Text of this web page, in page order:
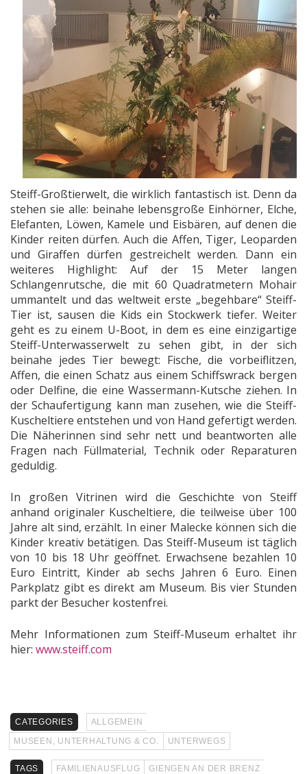
Steiff-Großtierwelt, die wirklich fantastisch ist. Denn da
stehen sie alle: beinahe lebensgroße Einhörner, Elche,
Elefanten, Löwen, Kamele und Eisbären, auf denen die
Kinder reiten dürfen. Auch die Affen, Tiger, Leoparden
und Giraffen dürfen gestreichelt werden. Dann ein
weiteres Highlight: Auf der 15 Meter langen
Schlangenrutsche, die mit 60 Quadratmetern Mohair
ummantelt und das weltweit erste „begehbare“ Steiff-
Tier ist, sausen die Kids ein Stockwerk tiefer. Weiter
geht es zu einem U-Boot, in dem es eine einzigartige
Steiff-Unterwasserwelt zu sehen gibt, in der sich
beinahe jedes Tier bewegt: Fische, die vorbeiflitzen,
Affen, die einen Schatz aus einem Schiffswrack bergen
oder Delfine, die eine Wassermann-Kutsche ziehen. In
der Schaufertigung kann man zusehen, wie die Steiff-
Kuscheltiere entstehen und von Hand gefertigt werden.
Die Näherinnen sind sehr nett und beantworten alle
Fragen nach Füllmaterial, Technik oder Reparaturen
geduldig.
In großen Vitrinen wird die Geschichte von Steiff
anhand originaler Kuscheltiere, die teilweise über 100
Jahre alt sind, erzählt. In einer Malecke können sich die
Kinder kreativ betätigen. Das Steiff-Museum ist täglich
von 10 bis 18 Uhr geöffnet. Erwachsene bezahlen 10
Euro Eintritt, Kinder ab sechs Jahren 6 Euro. Einen
Parkplatz gibt es direkt am Museum. Bis vier Stunden
parkt der Besucher kostenfrei.
Mehr Informationen zum Steiff-Museum erhaltet ihr
hier: www.steiff.com
CATEGORIES
ALLGEMEIN
MUSEEN, UNTERHALTUNG & CO.
UNTERWEGS
TAGS FAMILIENAUSFLUG
GIENGEN AN DER BRENZ